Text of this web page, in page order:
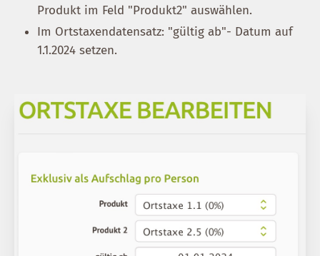
Produkt im Feld "Produkt2" auswählen.
Im Ortstaxendatensatz: "gültig ab"- Datum auf
1.1.2024 setzen.